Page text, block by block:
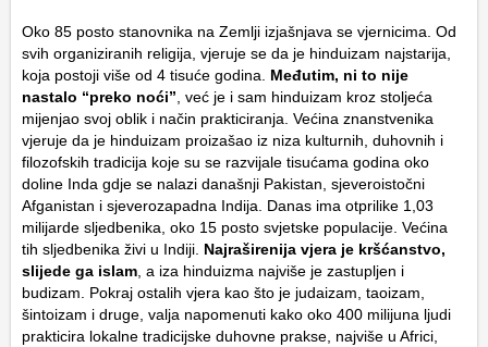
Oko 85 posto stanovnika na Zemlji izjašnjava se vjernicima. Od
svih organiziranih religija, vjeruje se da je hinduizam najstarija,
koja postoji više od 4 tisuće godina. Međutim, ni to nije
nastalo “preko noći” , već je i sam hinduizam kroz stoljeća
mijenjao svoj oblik i način prakticiranja. Većina znanstvenika
vjeruje da je hinduizam proizašao iz niza kulturnih, duhovnih i
filozofskih tradicija koje su se razvijale tisućama godina oko
doline Inda gdje se nalazi današnji Pakistan, sjeveroistočni
Afganistan i sjeverozapadna Indija. Danas ima otprilike 1,03
milijarde sljedbenika, oko 15 posto svjetske populacije. Većina
tih sljedbenika živi u Indiji. Najraširenija vjera je kršćanstvo,
slijede ga islam , a iza hinduizma najviše je zastupljen i
budizam. Pokraj ostalih vjera kao što je judaizam, taoizam,
šintoizam i druge, valja napomenuti kako oko 400 milijuna ljudi
prakticira lokalne tradicijske duhovne prakse, najviše u Africi,